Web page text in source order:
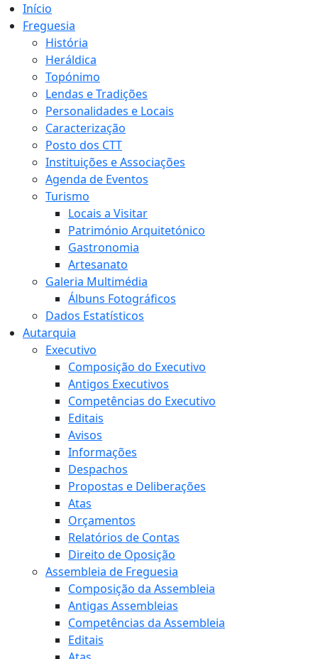
Início
Freguesia
História
Heráldica
Topónimo
Lendas e Tradições
Personalidades e Locais
Caracterização
Posto dos CTT
Instituições e Associações
Agenda de Eventos
Turismo
Locais a Visitar
Património Arquitetónico
Gastronomia
Artesanato
Galeria Multimédia
Álbuns Fotográficos
Dados Estatísticos
Autarquia
Executivo
Composição do Executivo
Antigos Executivos
Competências do Executivo
Editais
Avisos
Informações
Despachos
Propostas e Deliberações
Atas
Orçamentos
Relatórios de Contas
Direito de Oposição
Assembleia de Freguesia
Composição da Assembleia
Antigas Assembleias
Competências da Assembleia
Editais